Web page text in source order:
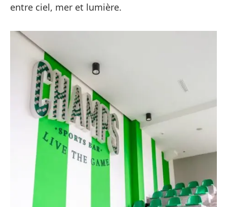
entre ciel, mer et lumière.